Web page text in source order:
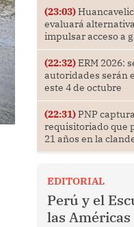
(23:03)
evaluará
impulsar acceso a
(22:32)ERM 2026:
autoridades serán
este 4 de octubre
(22:31)PNP
requisitoriado que
21 años en la
EDITORIAL
Perú y el
las Américas